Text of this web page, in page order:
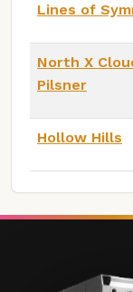
Lines of
North X
Pilsner
Hollow Hills